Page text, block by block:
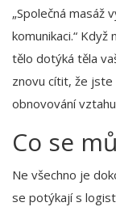
„Společná masáž
komunikaci.“
tělo dotýká těla
znovu cítit, že jste
obnovování
Co se
Ne všechno je
se potýkají s